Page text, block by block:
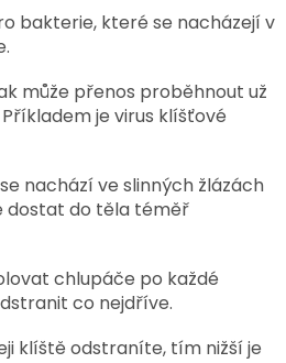
bakterie, které se nacházejí v
může přenos proběhnout už
Příkladem je virus klíšťové
nachází ve slinných žlázách
dostat do těla téměř
chlupáče po každé
co nejdříve.
klíště odstraníte, tím nižší je